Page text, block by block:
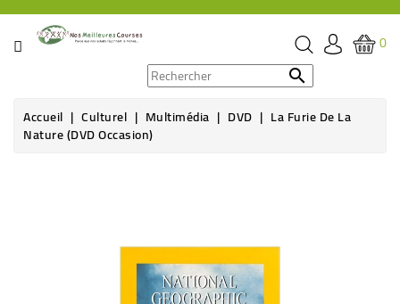
CATÉGORIE
ÉPICERIE
0

Accueil Culturel Multimédia DVD La Furie De La
Nature (DVD Occasion)